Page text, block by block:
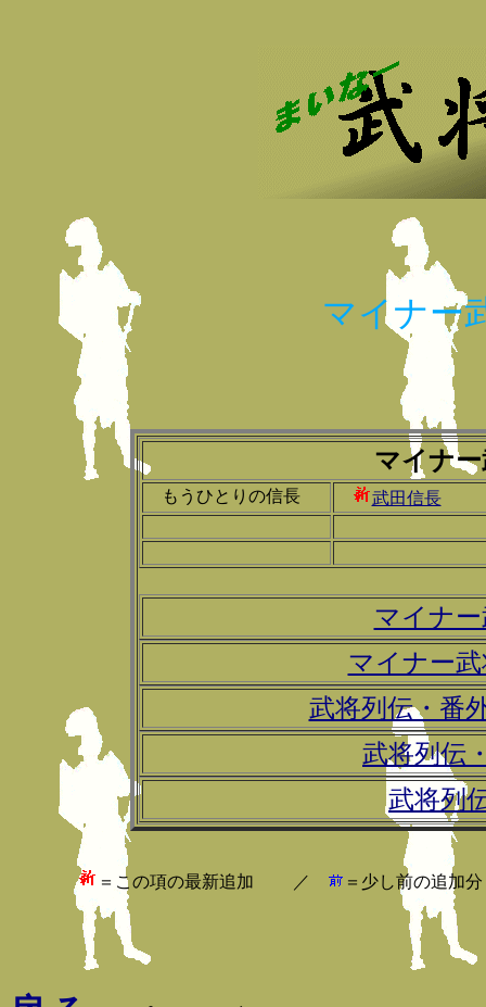
マイナー
マイナ
もうひとりの信長 武田信長
マイナ
マイナー
武将列伝・番
武将列伝
武将列
＝この項の最新追加 ／ ＝少し前の追